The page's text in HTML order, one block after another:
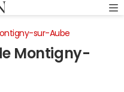
sur-Aube
Montigny-